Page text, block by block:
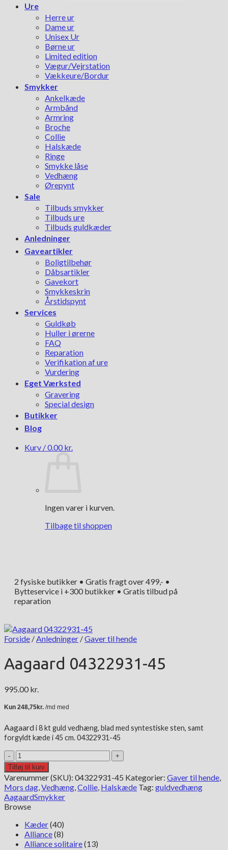
Ure
Herre ur
Dame ur
Unisex Ur
Børne ur
Limited edition
Vægur/Vejrstation
Vækkeure/Bordur
Smykker
Ankelkæde
Armbånd
Armring
Broche
Collie
Halskæde
Ringe
Smykke låse
Vedhæng
Ørepynt
Sale
Tilbuds smykker
Tilbuds ure
Tilbuds guldkæder
Anledninger
Gaveartikler
Boligtilbehør
Dåbsartikler
Gavekort
Smykkeskrin
Årstidspynt
Services
Guldkøb
Huller i ørerne
FAQ
Reparation
Verifikation af ure
Vurdering
Eget Værksted
Gravering
Special design
Butikker
Blog
Kurv /0.00 kr.
Ingen varer i kurven.
Tilbage til shoppen
2 fysiske butikker • Gratis fragt over 499,- •
Bytteservice i +300 butikker • Gratis tilbud på
reparation
Forside /Anledninger /Gaver til hende
Aagaard 04322931-45
995.00 kr.
Aagaardi 8 ktguld vedhæng, blad med syntestiske sten, samt
forgyldt kæde i 45 cm. 04322931-45
Aagaard
04322931-
45
antal
Tilføj til kurv
Varenummer (SKU): 04322931-45 Kategorier: Gaver til hende,
Mors dag,Vedhæng,Collie, Halskæde Tag: guldvedhæng
AagaardSmykker
Browse
Kæder(40)
Alliance(8)
Alliance solitaire(13)